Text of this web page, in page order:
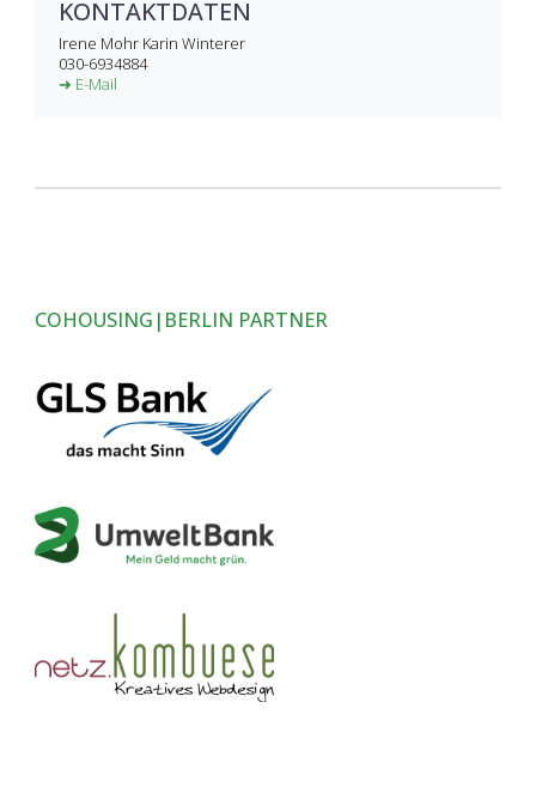
KONTAKTDATEN
Irene Mohr Karin Winterer
030-6934884
➜ E-Mail
COHOUSING|BERLIN PARTNER